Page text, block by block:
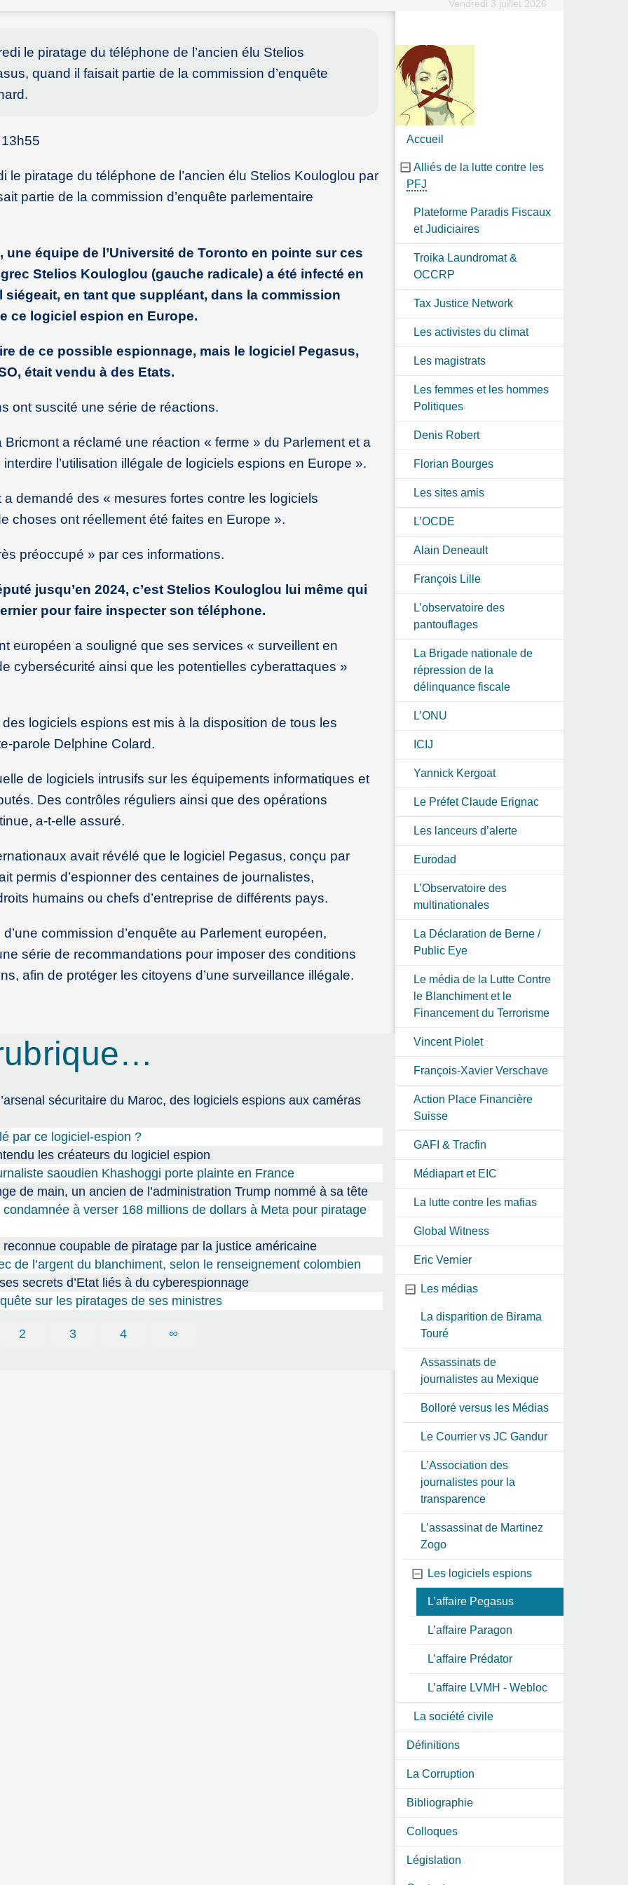
Vendredi 3 juillet 2026
le piratage du téléphone de l’ancien élu Stelios
quand il faisait partie de la commission d’enquête
piratage du téléphone de l’ancien élu Stelios Kouloglou par
partie de la commission d’enquête parlementaire
équipe de l’Université de Toronto en pointe sur ces
Stelios Kouloglou (gauche radicale) a été infecté en
siégeait, en tant que suppléant, dans la commission
ce logiciel espion en Europe.
de ce possible espionnage, mais le logiciel Pegasus,
était vendu à des Etats.
ont suscité une série de réactions.
a réclamé une réaction « ferme » du Parlement et a
l’utilisation illégale de logiciels espions en Europe ».
demandé des « mesures fortes contre les logiciels
choses ont réellement été faites en Europe ».
préoccupé » par ces informations.
jusqu’en 2024, c’est Stelios Kouloglou lui même qui
pour faire inspecter son téléphone.
européen a souligné que ses services « surveillent en
cybersécurité ainsi que les potentielles cyberattaques »
logiciels espions est mis à la disposition de tous les
parole Delphine Colard.
de logiciels intrusifs sur les équipements informatiques et
Des contrôles réguliers ainsi que des opérations
a-t-elle assuré.
avait révélé que le logiciel Pegasus, conçu par
permis d’espionner des centaines de journalistes,
humains ou chefs d’entreprise de différents pays.
commission d’enquête au Parlement européen,
série de recommandations pour imposer des conditions
afin de protéger les citoyens d’une surveillance illégale.
sécuritaire du Maroc, des logiciels espions aux caméras
par ce logiciel-espion ?
les créateurs du logiciel espion
saoudien Khashoggi porte plainte en France
de main, un ancien de l’administration Trump nommé à sa tête
à verser 168 millions de dollars à Meta pour piratage
coupable de piratage par la justice américaine
de l’argent du blanchiment, selon le renseignement colombien
secrets d’Etat liés à du cyberespionnage
sur les piratages de ses ministres
2 3 4 ∞
Accueil
Alliés de la lutte contre les
PFJ
Plateforme Paradis Fiscaux
et Judiciaires
Troika Laundromat &
OCCRP
Tax Justice Network
Les activistes du climat
Les magistrats
Les femmes et les hommes
Politiques
Denis Robert
Florian Bourges
Les sites amis
L’OCDE
Alain Deneault
François Lille
L’observatoire des
pantouflages
La Brigade nationale de
répression de la
délinquance fiscale
L’ONU
ICIJ
Yannick Kergoat
Le Préfet Claude Erignac
Les lanceurs d’alerte
Eurodad
L’Observatoire des
multinationales
La Déclaration de Berne /
Public Eye
Le média de la Lutte Contre
le Blanchiment et le
Financement du Terrorisme
Vincent Piolet
François-Xavier Verschave
Action Place Financière
Suisse
GAFI & Tracfin
Médiapart et EIC
La lutte contre les mafias
Global Witness
Eric Vernier
Les médias
La disparition de Birama
Touré
Assassinats de
journalistes au Mexique
Bolloré versus les Médias
Le Courrier vs JC Gandur
L’Association des
journalistes pour la
transparence
L’assassinat de Martinez
Zogo
Les logiciels espions
L’affaire Pegasus
L’affaire Paragon
L’affaire Prédator
L’affaire LVMH - Webloc
La société civile
Définitions
La Corruption
Bibliographie
Colloques
Législation